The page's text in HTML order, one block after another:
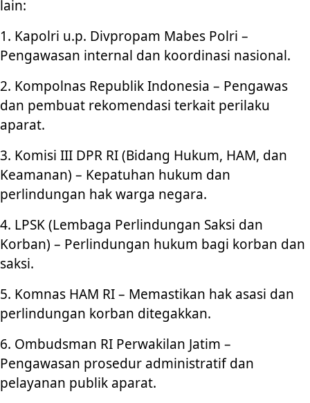
lain:
1. Kapolri u.p. Divpropam Mabes Polri –
Pengawasan internal dan koordinasi nasional.
2. Kompolnas Republik Indonesia – Pengawas
dan pembuat rekomendasi terkait perilaku
aparat.
3. Komisi III DPR RI (Bidang Hukum, HAM, dan
Keamanan) – Kepatuhan hukum dan
perlindungan hak warga negara.
4. LPSK (Lembaga Perlindungan Saksi dan
Korban) – Perlindungan hukum bagi korban dan
saksi.
5. Komnas HAM RI – Memastikan hak asasi dan
perlindungan korban ditegakkan.
6. Ombudsman RI Perwakilan Jatim –
Pengawasan prosedur administratif dan
pelayanan publik aparat.